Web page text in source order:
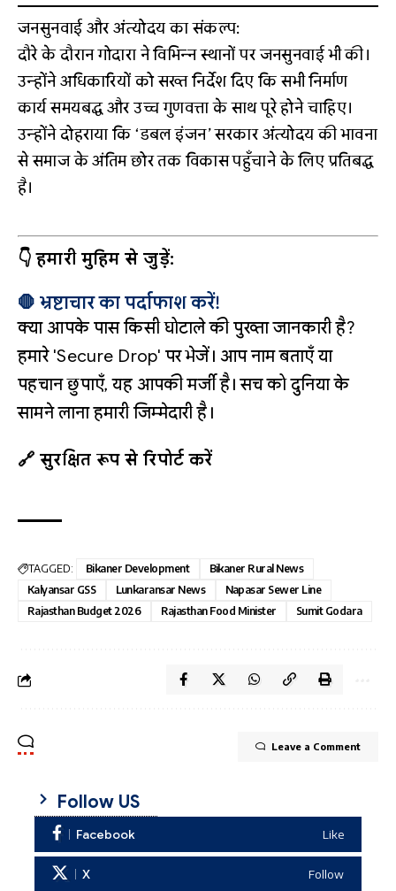
जनसुनवाई और अंत्योदय का संकल्प:
दौरे के दौरान गोदारा ने विभिन्न स्थानों पर जनसुनवाई भी की।
उन्होंने अधिकारियों को सख्त निर्देश दिए कि सभी निर्माण
कार्य समयबद्ध और उच्च गुणवत्ता के साथ पूरे होने चाहिए।
उन्होंने दोहराया कि ‘डबल इंजन’ सरकार अंत्योदय की भावना
से समाज के अंतिम छोर तक विकास पहुँचाने के लिए प्रतिबद्ध
है।
👇 हमारी मुहिम से जुड़ें:
🛑 भ्रष्टाचार का पर्दाफाश करें!
क्या आपके पास किसी घोटाले की पुख्ता जानकारी है?
हमारे 'Secure Drop' पर भेजें। आप नाम बताएँ या
पहचान छुपाएँ, यह आपकी मर्जी है। सच को दुनिया के
सामने लाना हमारी जिम्मेदारी है।
🔗 सुरक्षित रूप से रिपोर्ट करें
TAGGED: Bikaner Development
Bikaner Rural News
Kalyansar GSS
Lunkaransar News
Napasar Sewer Line
Rajasthan Budget 2026
Rajasthan Food Minister Sumit Godara
Leave a Comment
Follow US
Facebook Like
X Follow